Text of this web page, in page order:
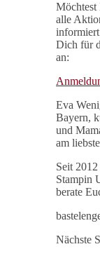
Möchtest
alle
Dich für
an:
Eva
Bayern,
und
am
Seit
Stampin
berate
Nächste